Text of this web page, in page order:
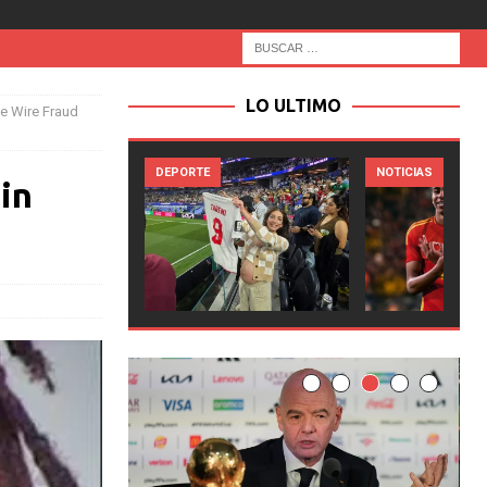
Wire Fraud
LO ULTIMO
NOTICIAS NOTICIAS